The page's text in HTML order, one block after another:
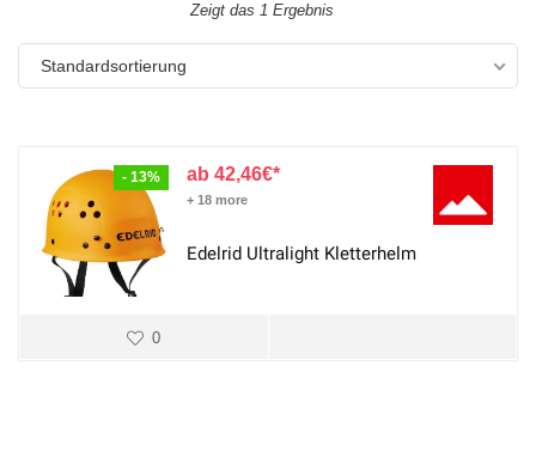
Zeigt das 1 Ergebnis
Standardsortierung
- 13% 42,46€
+ 18 more
Edelrid Ultralight Kletterhelm
0